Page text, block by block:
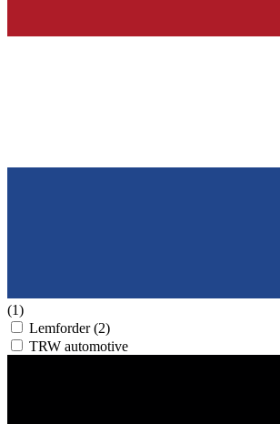
(1)
Lemforder(2)
TRW automotive